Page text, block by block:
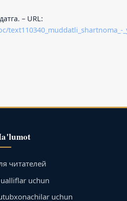
– URL:
text110340_muddatli_shartnoma_-
читателей
uchun
uchun